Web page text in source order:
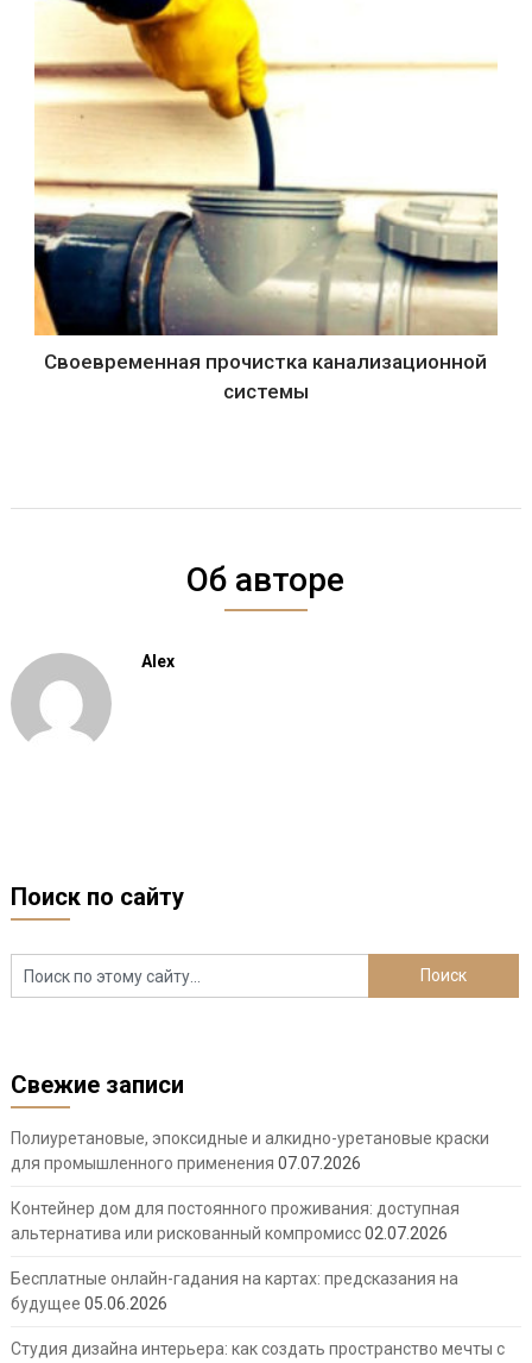
Своевременная прочистка канализационной
системы
Об авторе
Alex
Поиск по сайту
Свежие записи
Полиуретановые, эпоксидные и алкидно-уретановые краски
для промышленного применения 07.07.2026
Контейнер дом для постоянного проживания: доступная
альтернатива или рискованный компромисс02.07.2026
Бесплатные онлайн-гадания на картах: предсказания на
будущее 05.06.2026
Студия дизайна интерьера: как создать пространство мечты с